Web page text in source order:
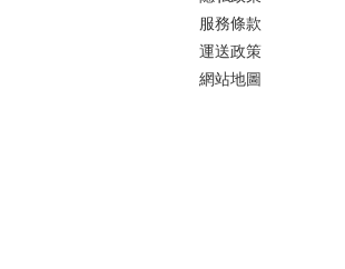
服務條款
運送政策
網站地圖